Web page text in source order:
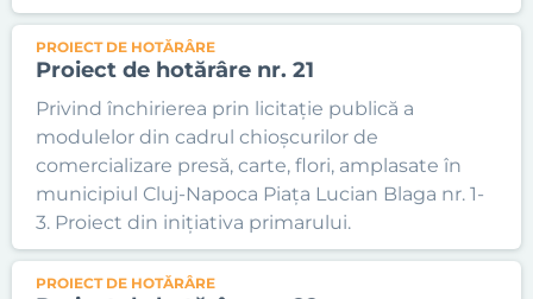
PROIECT DE HOTĂRÂRE
Proiect de hotărâre nr. 21
Privind închirierea prin licitație publică a
modulelor din cadrul chioșcurilor de
comercializare presă, carte, flori, amplasate în
municipiul Cluj-Napoca Piața Lucian Blaga nr. 1-
3. Proiect din inițiativa primarului.
PROIECT DE HOTĂRÂRE